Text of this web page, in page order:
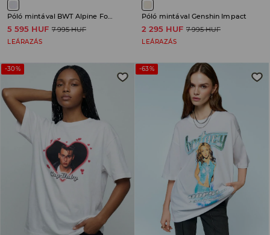
Póló mintával BWT Alpine Formula One Team
5 595 HUF 7 995 HUF
LEÁRAZÁS
Póló mintával Genshin Impact
2 295 HUF 7 995 HUF
LEÁRAZÁS
-30% -63%